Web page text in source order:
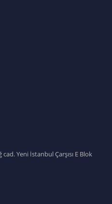
Yeni İstanbul Çarşısı E Blok